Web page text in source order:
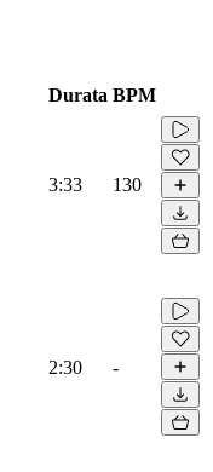
Durata BPM
3:33 130
2:30 -